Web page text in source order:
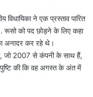
ने एक प्रस्ताव पारित
रूसो को पद छोड़ने के लिए कहा
अनादर कर रहे थे।
जो 2007 से कंपनी के साथ हैं,
पुष्टि की कि वह अगस्त के अंत में